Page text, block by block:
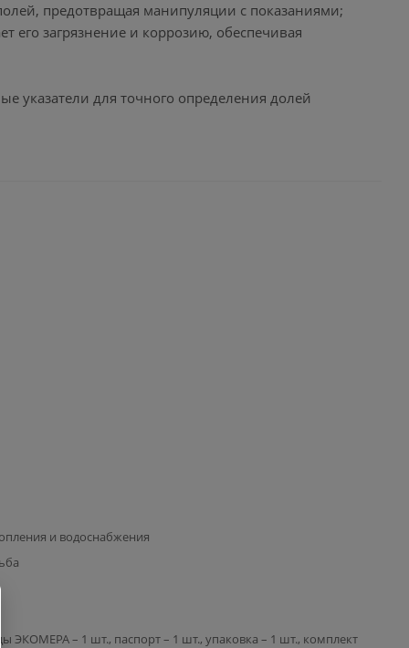
предотвращая манипуляции с показаниями;
его загрязнение и коррозию, обеспечивая
указатели для точного определения долей
и водоснабжения
ЭКОМЕРА – 1 шт., паспорт – 1 шт., упаковка – 1 шт., комплект